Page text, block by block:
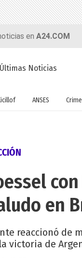
en A24.COM
Últimas Noticias
ANSES
en
reaccionó de
victoria de